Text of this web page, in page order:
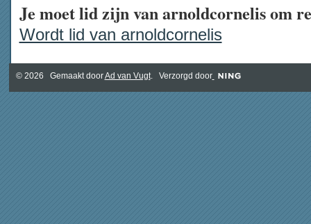
Je moet lid zijn van arnoldcornelis om
Wordt lid van arnoldcornelis
© 2026 Gemaakt doorAd van Vugt. Verzorgd door